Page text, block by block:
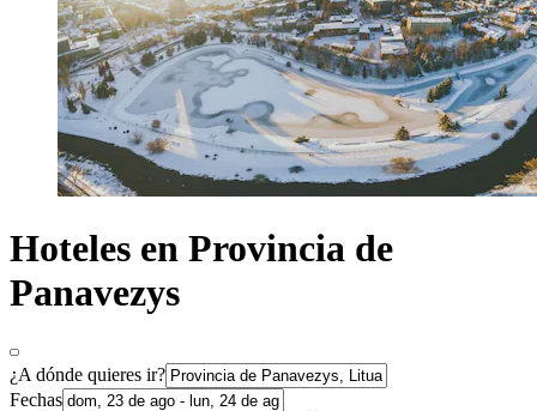
Hoteles en Provincia de
Panavezys
¿A dónde quieres ir?
Fechas